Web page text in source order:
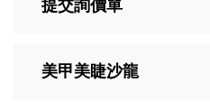
提交詢價單
美甲美睫沙龍